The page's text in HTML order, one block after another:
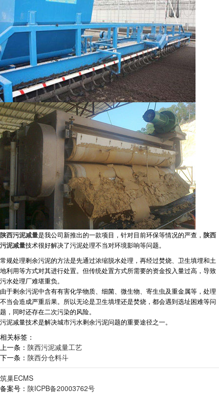
陕西污泥减量是我公司新推出的一款项目，针对目前环保等情况的严查， 陕西
污泥减量技术很好解决了污泥处理不当对环境影响等问题。
常规处理剩余污泥的方法是先通过浓缩脱水处理，再经过焚烧、卫生填埋和土
地利用等方式对其进行处置。但传统处置方式所需要的资金投入量过高，导致
污水处理厂难堪重负。
由于剩余污泥中含有有害化学物质、细菌、微生物、寄生虫及重金属等，处理
不当会造成严重后果。所以无论是卫生填埋还是焚烧，都会遇到选址困难等问
题，同时还存在二次污染的风险。
污泥减量技术是解决城市污水剩余污泥问题的重要途径之一。
相关标签：
上一条： 陕西污泥减量工艺
下一条： 陕西分仓料斗
筑巢ECMS
备案号： 陕ICPB备20003762号